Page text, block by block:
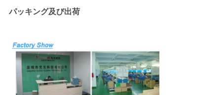
パッキング及び出荷